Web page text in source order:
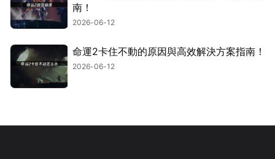
南！
2026-06-12
命運2卡住不動的原因與高效解決方案指南！
2026-06-12